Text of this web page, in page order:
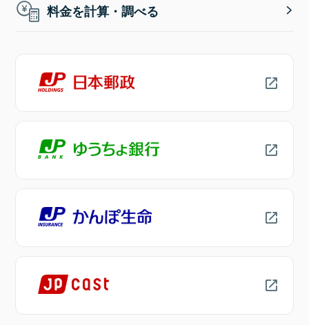
料金を計算・調べる